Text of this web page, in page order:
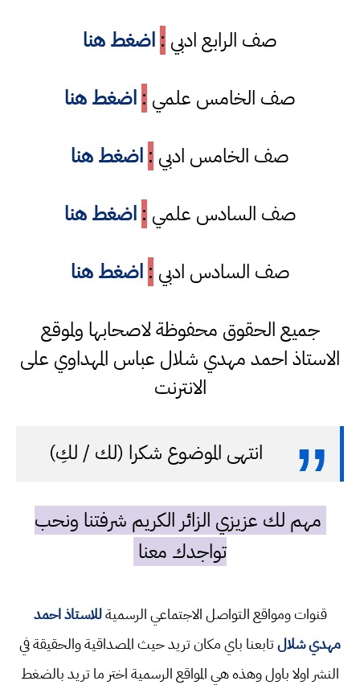
صف الرابع ادبي : اضغط هنا
صف الخامس علمي : اضغط هنا
صف الخامس ادبي : اضغط هنا
صف السادس علمي : اضغط هنا
صف السادس ادبي : اضغط هنا
جميع الحقوق محفوظة لاصحابها ولموقع
الاستاذ احمد مهدي شلال عباس المهداوي على
الانترنت
انتهى الموضوع شكرا (لك / لكِ)
مهم لك عزيزي الزائر الكريم شرفتنا ونحب
تواجدك معنا
قنوات ومواقع التواصل الاجتماعي الرسميةللاستاذ احمد
مهدي شلالتابعنا باي مكان تريد حيث المصداقية والحقيقة في
النشر اولا باول وهذه هي المواقع الرسمية اختر ما تريد بالضغط